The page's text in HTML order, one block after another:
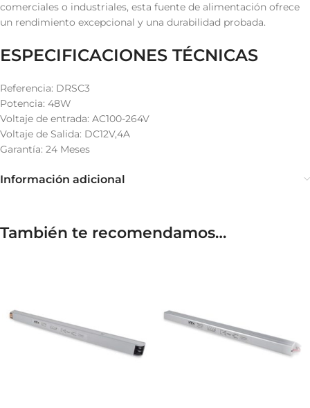
comerciales o industriales, esta fuente de alimentación ofrece
un rendimiento excepcional y una durabilidad probada.
ESPECIFICACIONES TÉCNICAS
Referencia: DRSC3
Potencia: 48W
Voltaje de entrada: AC100-264V
Voltaje de Salida: DC12V,4A
Garantía: 24 Meses
Información adicional
También te recomendamos…